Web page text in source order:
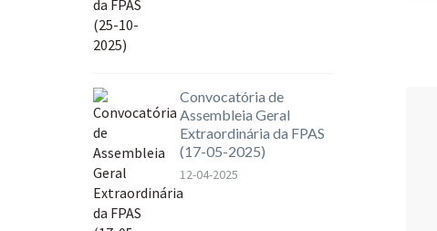
Convocatória de
Assembleia Geral
Extraordinária da FPAS
(17-05-2025)
12-04-2025